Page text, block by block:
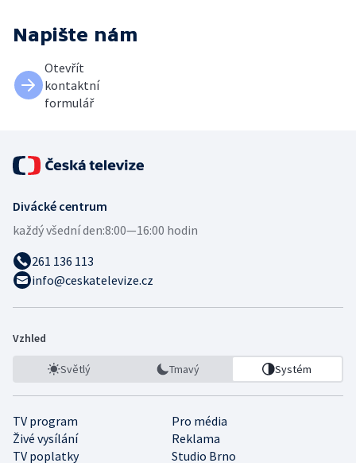
Napište nám
Otevřít
kontaktní
formulář
Divácké centrum
každý všední den:8:00—16:00 hodin
261 136 113
info@ceskatelevize.cz
Vzhled
Světlý Tmavý Systém
TV program
Pro média
Živé vysílání
Reklama
TV poplatky
Studio Brno